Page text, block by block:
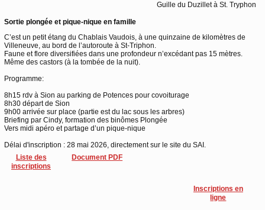
Guille du Duzillet à St. Tryphon
Sortie plongée et pique-nique en famille
C’est un petit étang du Chablais Vaudois, à une quinzaine de kilomètres de
Villeneuve, au bord de l’autoroute à St-Triphon.
Faune et flore diversifiées dans une profondeur n’excédant pas 15 mètres.
Même des castors (à la tombée de la nuit).
Programme:
8h15 rdv à Sion au parking de Potences pour covoiturage
8h30 départ de Sion
9h00 arrivée sur place (partie est du lac sous les arbres)
Briefing par Cindy, formation des binômes Plongée
Vers midi apéro et partage d’un pique-nique
Délai d'inscription : 28 mai 2026, directement sur le site du SAI.
Liste des
inscriptions
Document PDF
Inscriptions en
ligne